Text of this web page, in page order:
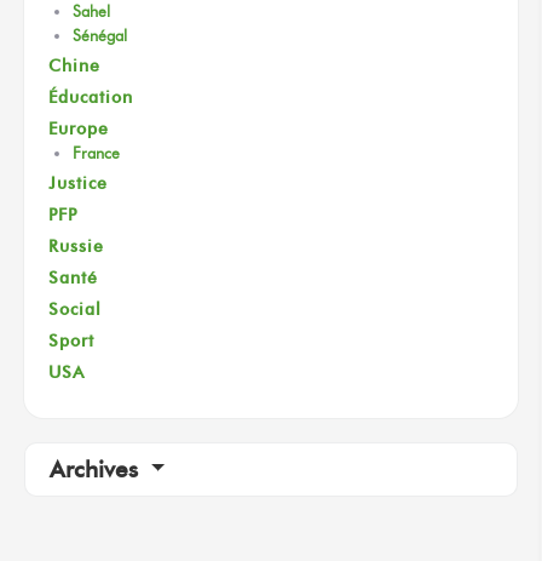
Sahel
Sénégal
Chine
Éducation
Europe
France
Justice
PFP
Russie
Santé
Social
Sport
USA
Archives